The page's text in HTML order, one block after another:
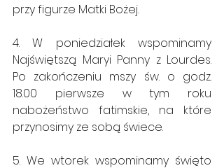
przy figurze Matki Bożej.
4. W poniedziałek wspominamy
Najświętszą Maryi Panny z Lourdes.
Po zakończeniu mszy św. o godz.
18.00 pierwsze w tym roku
nabożeństwo fatimskie, na które
przynosimy ze sobą świece.
5. We wtorek wspominamy święto